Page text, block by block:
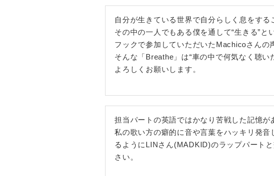
自分が生きている世界で自分らしく息をす
その中の一人でもある僕を通して“生きる”と
フックで参加していただいたMachicoさんの
そんな「Breathe」は“車の中で何気なく聴い
よろしくお願いします。
担当パートの英語ではかなり苦戦した記憶が
私の歌い方の癖的に音や言葉をハッキリ発
るようにLINさん(MADKID)のラップパート
さい。